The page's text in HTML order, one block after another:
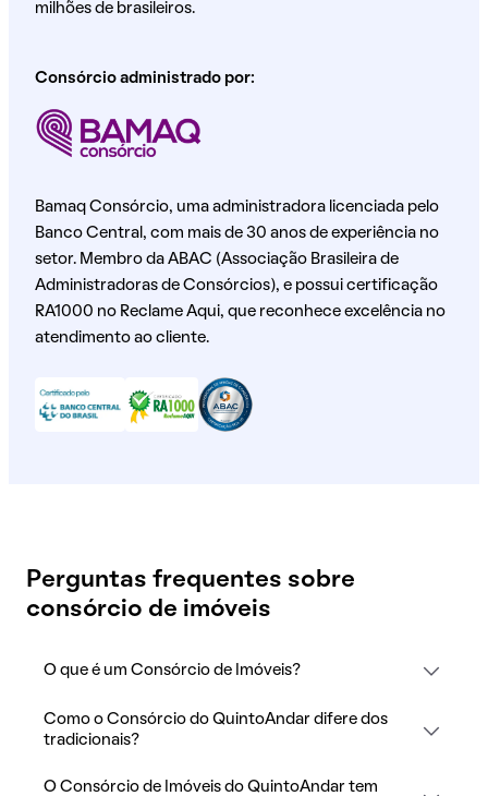
milhões de brasileiros.
Consórcio administrado por:
Bamaq Consórcio, uma administradora licenciada pelo
Banco Central, com mais de 30 anos de experiência no
setor. Membro da ABAC (Associação Brasileira de
Administradoras de Consórcios), e possui certificação
RA1000 no Reclame Aqui, que reconhece excelência no
atendimento ao cliente.
Perguntas frequentes sobre
consórcio de imóveis
O que é um Consórcio de Imóveis?
Como o Consórcio do QuintoAndar difere dos
tradicionais?
O Consórcio de Imóveis do QuintoAndar tem